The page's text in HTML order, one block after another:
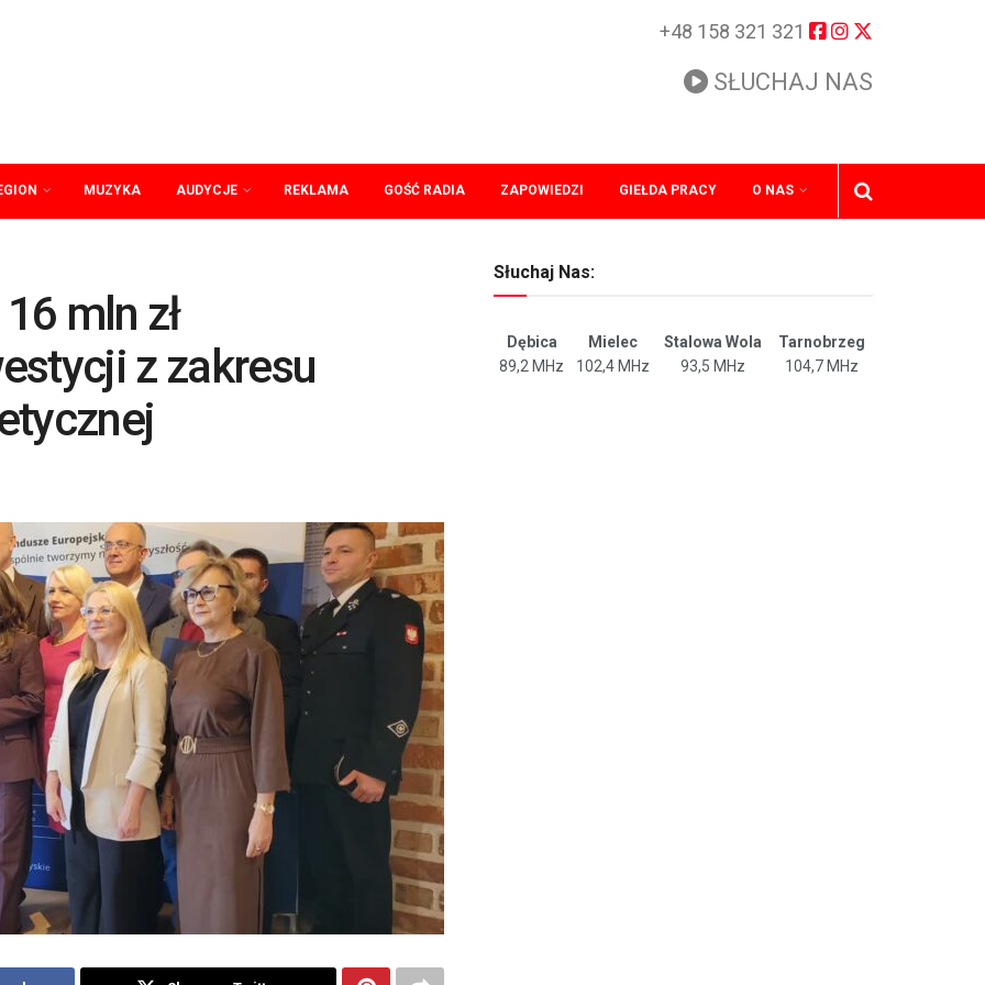
+48 158 321 321
SŁUCHAJ NAS
MUZYKA AUDYCJE REKLAMA GOŚĆ RADIA ZAPOWIEDZI GIEŁDA PRACY O NAS
mln zł
z zakresu
Słuchaj Nas:
Dębica Mielec Stalowa Wola
Tarnobrzeg
89,2 MHz
102,4 MHz 93,5 MHz 104,7 MHz